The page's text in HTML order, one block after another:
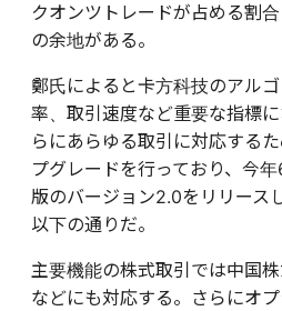
クオンツトレードが占める割
の余地がある。
鄭氏によると卡方科技のアル
率、取引速度など重要な指標
らにあらゆる取引に対応する
プグレードを行っており、今
版のバージョン2.0をリリース
以下の通りだ。
主要機能の株式取引では中国
などにも対応する。さらにオ